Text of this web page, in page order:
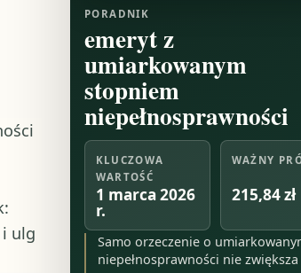
i ulg
PORADNIK
emeryt z
umiarkowanym
stopniem
niepełnosprawności
KLUCZOWA
WARTOŚĆ
1 marca 2026
r.
WAŻNY
215,84 zł
Samo orzeczenie o
niepełnosprawności nie